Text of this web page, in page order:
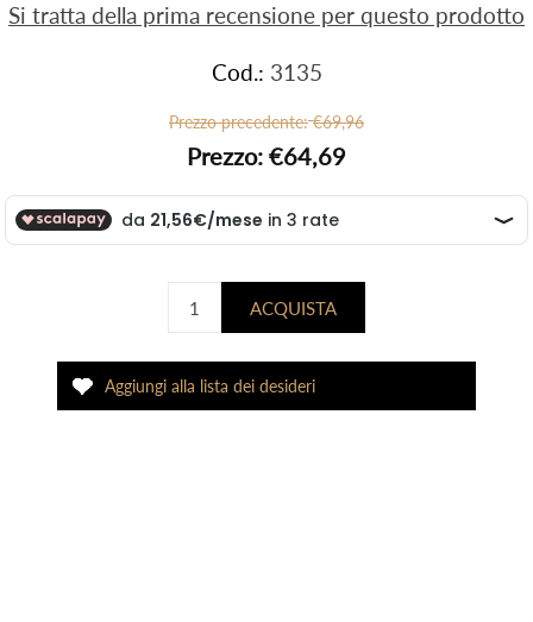
Si tratta della prima recensione per questo prodotto
Cod.: 3135
Prezzo precedente: €69,96
Prezzo: €64,69